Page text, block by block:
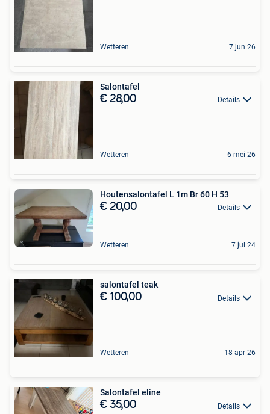
Wetteren 7 jun 26
Salontafel
€ 28,00 Details
Wetteren 6 mei 26
Houtensalontafel L 1m Br 60 H 53
€ 20,00 Details
Wetteren 7 jul 24
salontafel teak
€ 100,00 Details
Wetteren 18 apr 26
Salontafel eline
€ 35,00 Details